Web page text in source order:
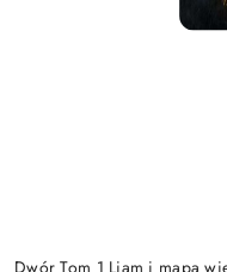
Dwór Tom 1 Liam i mapa